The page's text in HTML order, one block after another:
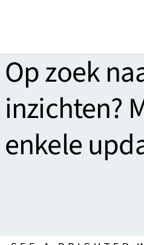
Op zoek
inzichten?
enkele